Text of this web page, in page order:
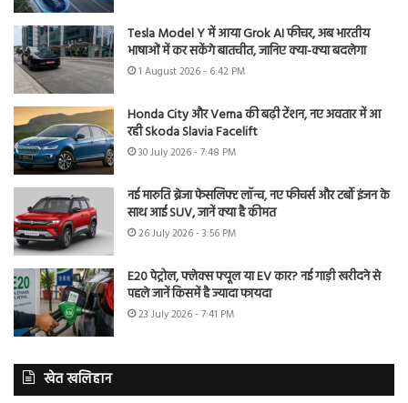
Tesla Model Y में आया Grok AI फीचर, अब भारतीय
भाषाओं में कर सकेंगे बातचीत, जानिए क्या-क्या बदलेगा
1 August 2026 - 6:42 PM
Honda City और Verna की बढ़ी टेंशन, नए अवतार में आ
रही Skoda Slavia Facelift
30 July 2026 - 7:48 PM
नई मारुति ब्रेजा फेसलिफ्ट लॉन्च, नए फीचर्स और टर्बो इंजन के
साथ आई SUV, जानें क्या है कीमत
26 July 2026 - 3:56 PM
E20 पेट्रोल, फ्लेक्स फ्यूल या EV कार? नई गाड़ी खरीदने से
पहले जानें किसमें है ज्यादा फायदा
23 July 2026 - 7:41 PM
खेत खलिहान